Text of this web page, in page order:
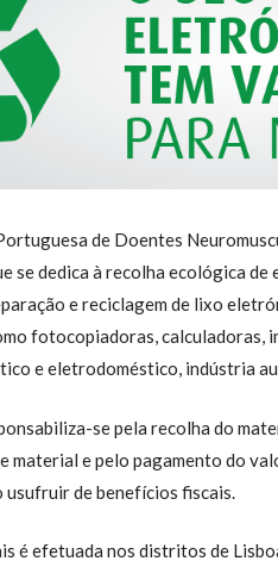
de Doentes
se dedica à recolha ecológica
e reciclagem de lixo
fotocopiadoras, calculadoras,
e eletrodoméstico, indústria
se pela recolha do
material e pelo pagamento do
de benefícios fiscais.
é efetuada nos distritos de